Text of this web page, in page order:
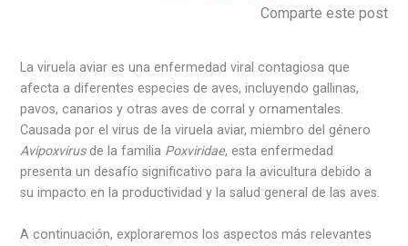
Comparte este post
La viruela aviar es una enfermedad viral contagiosa que
afecta a diferentes especies de aves, incluyendo gallinas,
pavos, canarios y otras aves de corral y ornamentales.
Causada por el virus de la viruela aviar, miembro del género
Avipoxvirusde la familia Poxviridae, esta enfermedad
presenta un desafío significativo para la avicultura debido a
su impacto en la productividad y la salud general de las aves.
A continuación, exploraremos los aspectos más relevantes